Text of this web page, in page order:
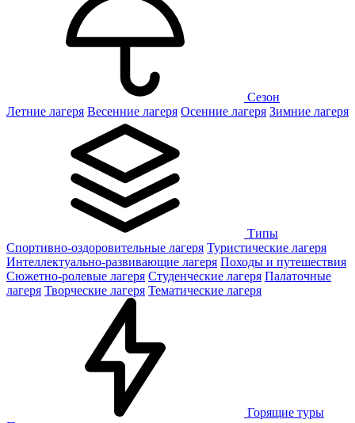
Сезон
Летние лагеря Весенние лагеря Осенние лагеря Зимние лагеря
Типы
Спортивно-оздоровительные лагеря Туристические лагеря
Интеллектуально-развивающие лагеря Походы и путешествия
Сюжетно-ролевые лагеря Студенческие лагеря Палаточные
лагеря Творческие лагеря Тематические лагеря
Горящие туры